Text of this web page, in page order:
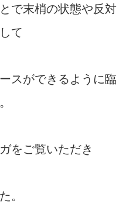
で末梢の状態や反対
て
スができるように臨
をご覧いただき
。